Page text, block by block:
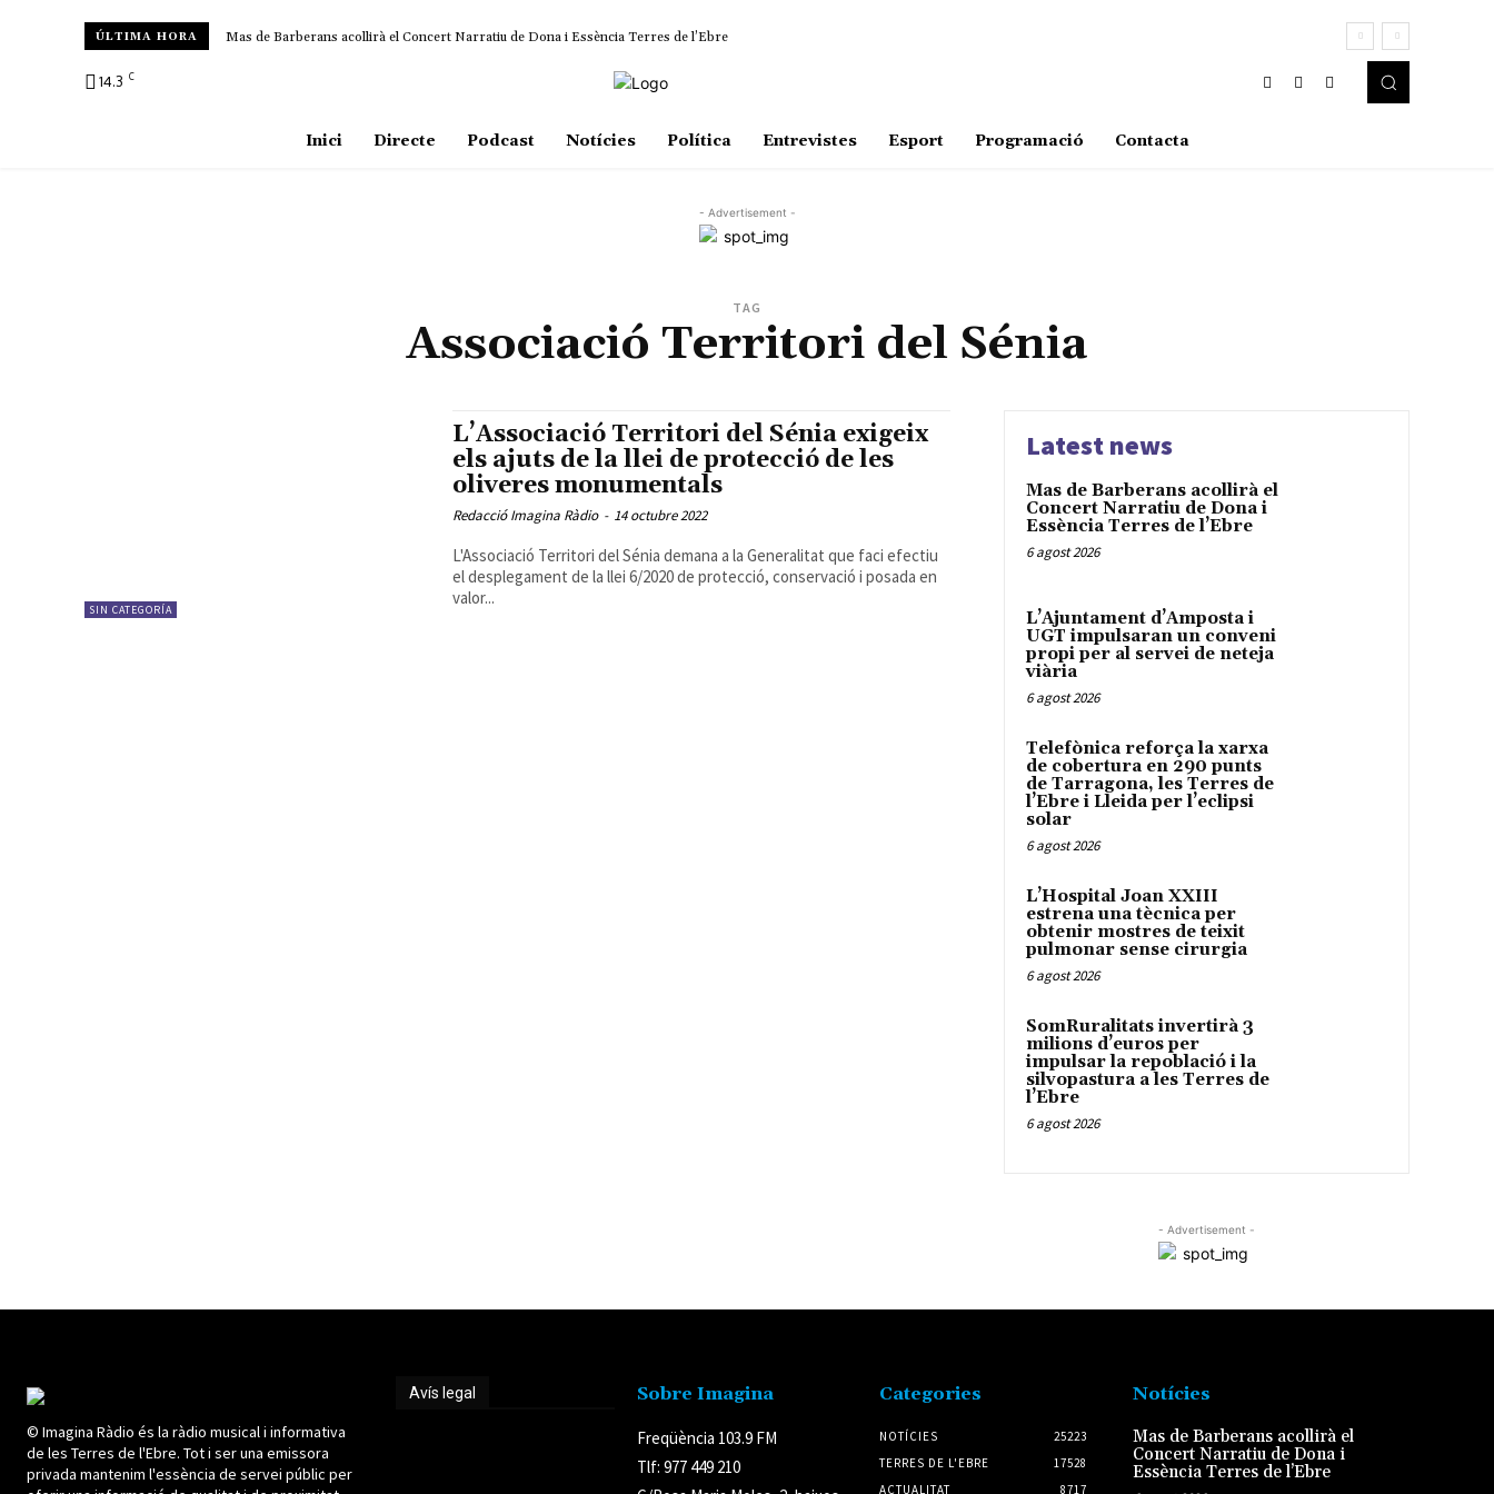
ÚLTIMA HORA Mas de Barberans acollirà el Concert Narratiu de Dona i Essència Terres de l’Ebre
14.3 C
Inici Directe Podcast Notícies Política Entrevistes Esport Programació Contacta
- Advertisement -
TAG
Associació Territori del Sénia
SIN CATEGORÍA
L’Associació Territori del Sénia exigeix
els ajuts de la llei de protecció de les
oliveres monumentals
Redacció Imagina Ràdio - 14 octubre 2022
L'Associació Territori del Sénia demana a la Generalitat que faci efectiu
el desplegament de la llei 6/2020 de protecció, conservació i posada en
valor...
Latest news
Mas de Barberans acollirà el
Concert Narratiu de Dona i
Essència Terres de l’Ebre
6 agost 2026
L’Ajuntament d’Amposta i
UGT impulsaran un conveni
propi per al servei de neteja
viària
6 agost 2026
Telefònica reforça la xarxa
de cobertura en 290 punts
de Tarragona, les Terres de
l’Ebre i Lleida per l’eclipsi
solar
6 agost 2026
L’Hospital Joan XXIII
estrena una tècnica per
obtenir mostres de teixit
pulmonar sense cirurgia
6 agost 2026
SomRuralitats invertirà 3
milions d’euros per
impulsar la repoblació i la
silvopastura a les Terres de
l’Ebre
6 agost 2026
- Advertisement -
© Imagina Ràdio és la ràdio musical i informativa
de les Terres de l'Ebre. Tot i ser una emissora
privada mantenim l'essència de servei públic per
Avís legal Sobre Imagina
Freqüència 103.9 FM
Tlf: 977 449 210
Categories
NOTÍCIES
25223
TERRES DE L'EBRE
17528
ACTUALITAT
8717
Notícies
Mas de Barberans acollirà el
Concert Narratiu de Dona i
Essència Terres de l’Ebre